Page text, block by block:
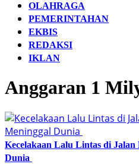
OLAHRAGA
PEMERINTAHAN
EKBIS
REDAKSI
IKLAN
Anggaran 1
Kecelakaan Lalu Lintas di
Dunia